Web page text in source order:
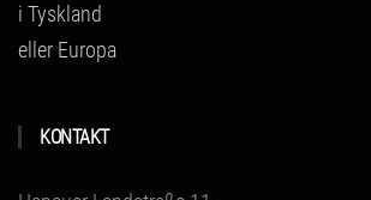
i Tyskland
eller Europa
KONTAKT